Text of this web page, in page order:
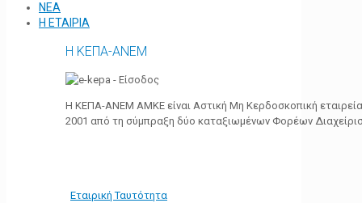
ΝΕΑ
Η ΕΤΑΙΡΙΑ
Η ΚΕΠΑ-ΑΝΕΜ
Η ΚΕΠΑ-ΑΝΕΜ ΑΜΚΕ είναι Αστική Μη Κερδοσκοπική
2001 από τη σύμπραξη δύο καταξιωμένων Φορέων
Εταιρική Ταυτότητα